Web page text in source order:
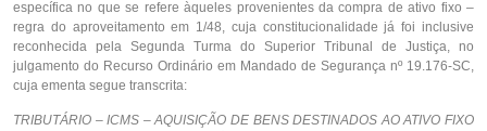
específica no que se refere àqueles provenientes da compra de ativo fixo –
regra do aproveitamento em 1/48, cuja constitucionalidade já foi inclusive
reconhecida pela Segunda Turma do Superior Tribunal de Justiça, no
julgamento do Recurso Ordinário em Mandado de Segurança nº 19.176-SC,
cuja ementa segue transcrita:
TRIBUTÁRIO – ICMS – AQUISIÇÃO DE BENS DESTINADOS AO ATIVO FIXO